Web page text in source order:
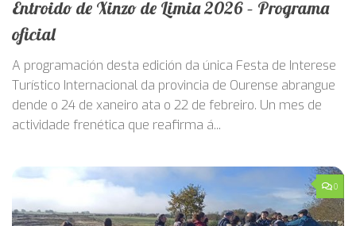
Entroido de Xinzo de Limia 2026 – Programa
oficial
A programación desta edición da única Festa de Interese
Turístico Internacional da provincia de Ourense abrangue
dende o 24 de xaneiro ata o 22 de febreiro. Un mes de
actividade frenética que reafirma á...
0